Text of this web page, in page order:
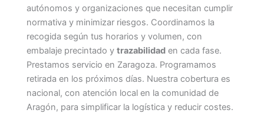
autónomos y organizaciones que necesitan cumplir
normativa y minimizar riesgos. Coordinamos la
recogida según tus horarios y volumen, con
embalaje precintado y trazabilidad en cada fase.
Prestamos servicio en Zaragoza. Programamos
retirada en los próximos días. Nuestra cobertura es
nacional, con atención local en la comunidad de
Aragón, para simplificar la logística y reducir costes.